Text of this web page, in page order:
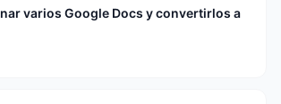
varios Google Docs y convertirlos a